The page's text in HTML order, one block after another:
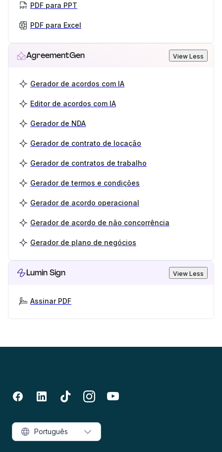
PDF para PPT
PDF para Excel
AgreementGen View Less
Gerador de acordos com IA
Editor de acordos com IA
Gerador de NDA
Gerador de contrato de locação
Gerador de contratos de trabalho
Gerador de termos e condições
Gerador de acordo operacional
Gerador de acordo de não concorrência
Gerador de plano de negócios
Lumin Sign View Less
Assinar PDF
Português